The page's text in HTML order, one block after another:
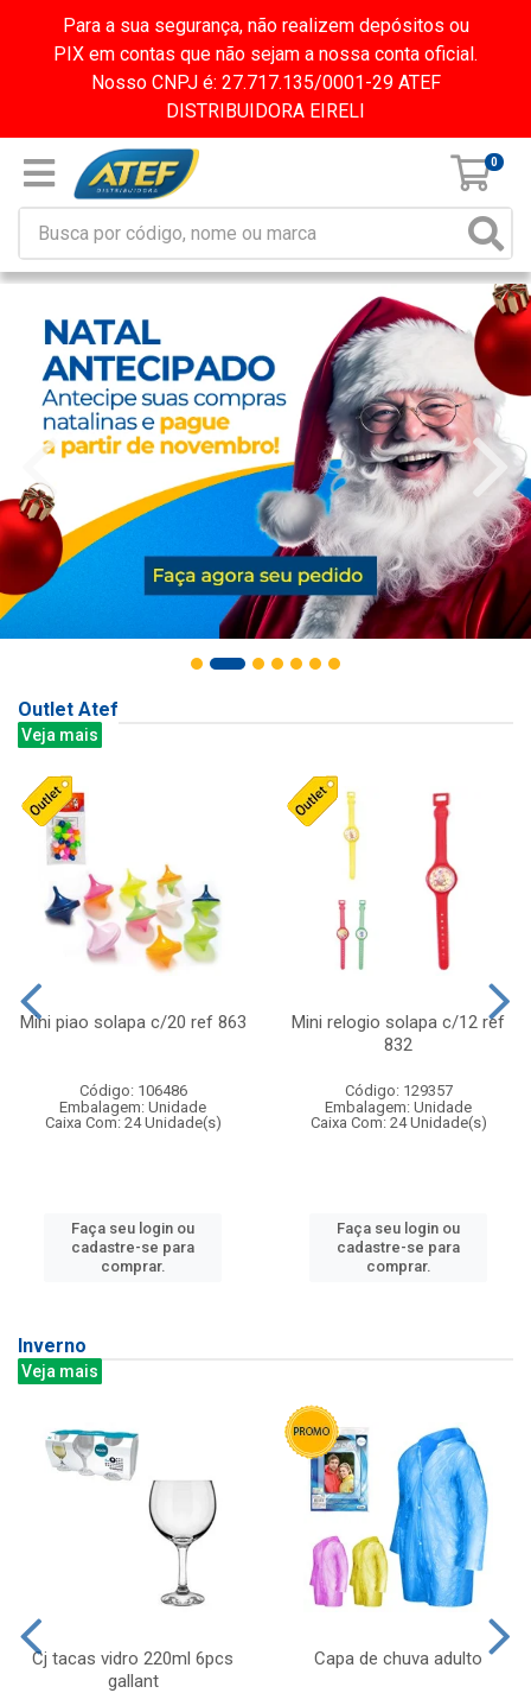
Para a sua segurança, não realizem depósitos ou
PIX em contas que não sejam a nossa conta oficial.
Nosso CNPJ é: 27.717.135/0001-29 ATEF
DISTRIBUIDORA EIRELI
0
Outlet Atef
Veja mais
Mini piao solapa c/20 ref 863
Código: 106486
Embalagem: Unidade
Caixa Com: 24 Unidade(s)
Faça seu login ou
cadastre-se para
comprar.
Mini relogio solapa c/12 ref
832
Código: 129357
Embalagem: Unidade
Caixa Com: 24 Unidade(s)
Faça seu login ou
cadastre-se para
comprar.
Inverno
Veja mais
Cj tacas vidro 220ml 6pcs
gallant
Capa de chuva adulto